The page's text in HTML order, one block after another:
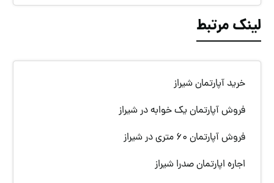
لینک مرتبط
خرید آپارتمان شیراز
فروش آپارتمان یک خوابه در شیراز
فروش آپارتمان 60 متری در شیراز
اجاره اپارتمان صدرا شیراز